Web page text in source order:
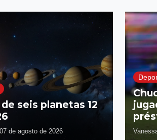
seis planetas 12
07 de agosto de 2026